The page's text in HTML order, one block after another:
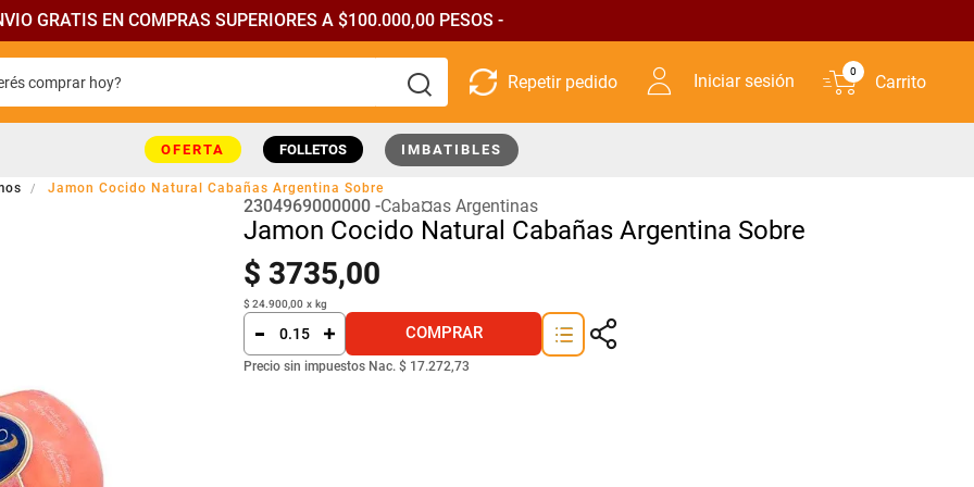
GRATIS EN COMPRAS SUPERIORES A $100.000,00 PESOS -
comprar hoy?
Iniciar sesión 0
OFERTA FOLLETOS IMBATIBLES
Jamon Cocido Natural Cabañas Argentina Sobre
2304969000000 Caba¤as Argentinas
Jamon Cocido Natural Cabañas Argentina Sobre
$ 3735,00
$ 24.900,00 x kg
COMPRAR
Precio sin impuestos Nac. $ 17.272,73
buscados